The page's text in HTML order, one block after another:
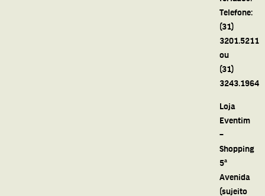
Telefone:
(31)
3201.5211
ou
(31)
3243.1964
Loja
Eventim
–
Shopping
5ª
Avenida
(sujeito